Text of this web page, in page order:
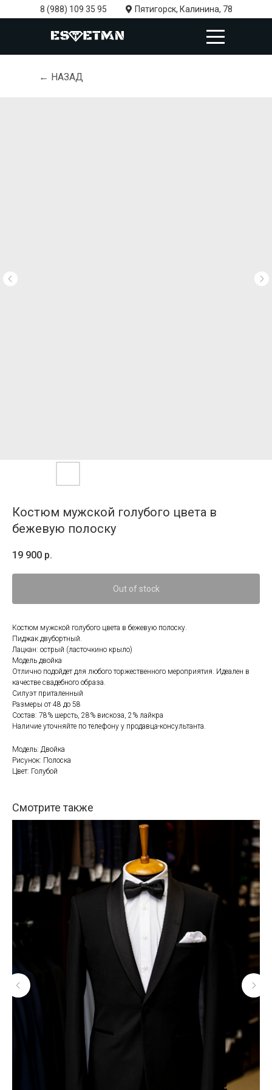
8 (988) 109 35 95 Пятигорск, Калинина, 78
← НАЗАД
Костюм мужской голубого цвета в
бежевую полоску
19 900 р.
Out of stock
Костюм мужской голубого цвета в бежевую полоску.
Пиджак двубортный.
Лацкан: острый (ласточкино крыло)
Модель двойка
Отлично подойдет для любого торжественного мероприятия. Идеален в
качестве свадебного образа.
Силуэт приталенный
Размеры от 48 до 58
Состав: 78% шерсть, 28% вискоза, 2% лайкра
Наличие уточняйте по телефону у продавца-консультанта.
Модель: Двойка
Рисунок: Полоска
Цвет: Голубой
Смотрите также